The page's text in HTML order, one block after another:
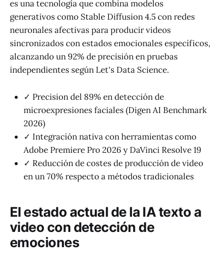
es una tecnología que combina modelos
generativos como Stable Diffusion 4.5 con redes
neuronales afectivas para producir videos
sincronizados con estados emocionales específicos,
alcanzando un 92% de precisión en pruebas
independientes según Let's Data Science.
✓ Precision del 89% en detección de
microexpresiones faciales (Digen AI Benchmark
2026)
✓ Integración nativa con herramientas como
Adobe Premiere Pro 2026 y DaVinci Resolve 19
✓ Reducción de costes de producción de video
en un 70% respecto a métodos tradicionales
El estado actual de la IA texto a
video con detección de
emociones